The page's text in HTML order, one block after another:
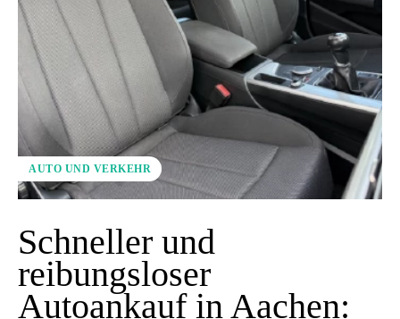
AUTO UND VERKEHR
Schneller und
reibungsloser
Autoankauf in Aachen: